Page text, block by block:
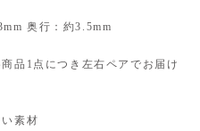
奥行：約3.5mm
品1点につき左右ペアでお届け
素材